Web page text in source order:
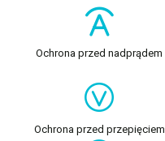
Ochrona przed nadprądem
Ochrona przed przepięciem